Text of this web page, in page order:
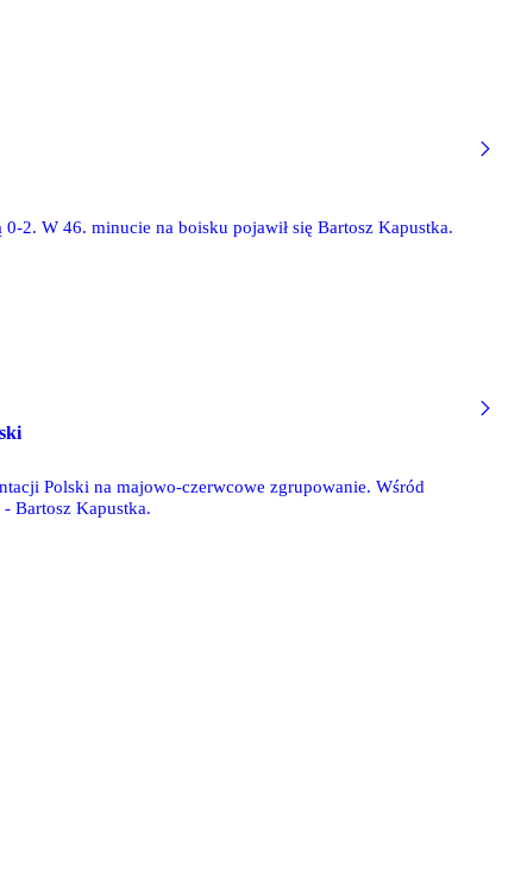
2. W 46. minucie na boisku pojawił się Bartosz Kapustka.
Polski na majowo-czerwcowe zgrupowanie. Wśród
Bartosz Kapustka.